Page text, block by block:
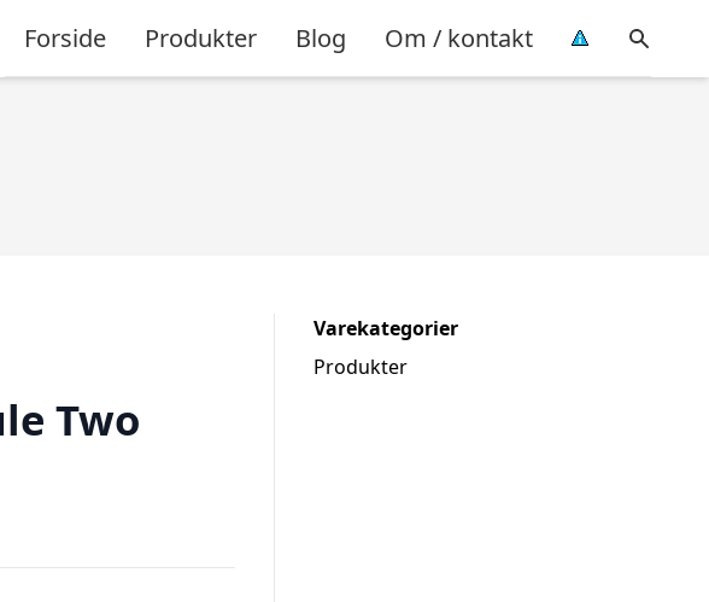
Forside Produkter Blog Om / kontakt
Two
Varekategorier
Produkter